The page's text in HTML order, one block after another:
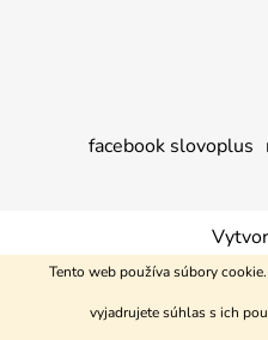
Tento web používa súbory
vyjadrujete súhlas s ich
facebook slovoplus
Copyright 2026
Odstúpiť